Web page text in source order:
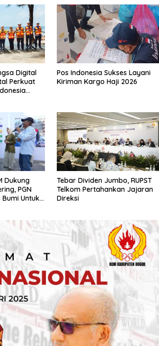
Digital
Perkuat
Pos Indonesia Sukses Layani
Kiriman Kargo Haji 2026
Dukung
PGN
Bumi Untuk
Tebar Dividen Jumbo, RUPST
Telkom Pertahankan Jajaran
Direksi